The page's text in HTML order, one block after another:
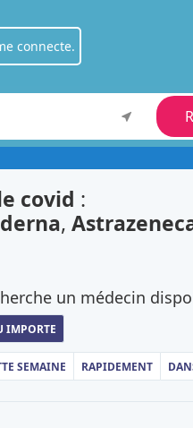
connecte.
covid :
,
un médecin
IMPORTE
SEMAINE RAPIDEMENT